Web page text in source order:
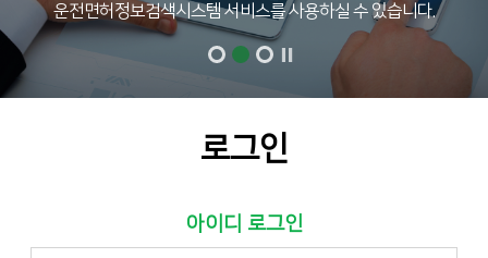
운전면허정보검색시스템 서비스를 사용하실 수 있습니다.
로그인
아이디 로그인